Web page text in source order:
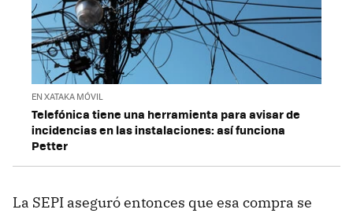
EN XATAKA MÓVIL
Telefónica tiene una herramienta para avisar de
incidencias en las instalaciones: así funciona
Petter
La SEPI aseguró entonces que esa compra se